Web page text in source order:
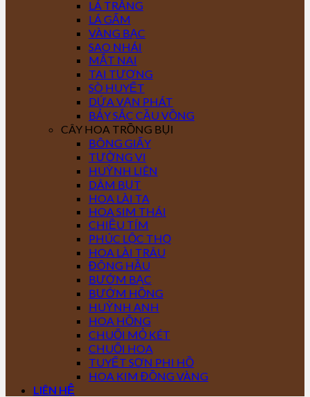
LÁ TRẮNG
LÁ GẤM
VÀNG BẠC
SAO NHÁI
MẮT NAI
TAI TƯỢNG
SÒ HUYẾT
DỨA VẠN PHÁT
BẢY SẮC CẦU VỒNG
CÂY HOA TRỒNG BỤI
BÔNG GIẤY
TƯỜNG VI
HUỲNH LIÊN
DÂM BỤT
HOA LÀI TA
HOA SIM THÁI
CHIỀU TÍM
PHÚC LỘC THỌ
HOA LÀI TRÂU
ĐÔNG HẦU
BƯỚM BẠC
BƯỚM HỒNG
HUỲNH ANH
HOA HỒNG
CHUỐI MỎ KÉT
CHUỐI HOA
TUYẾT SƠN PHI HỒ
HOA KIM ĐỒNG VÀNG
LIÊN HỆ